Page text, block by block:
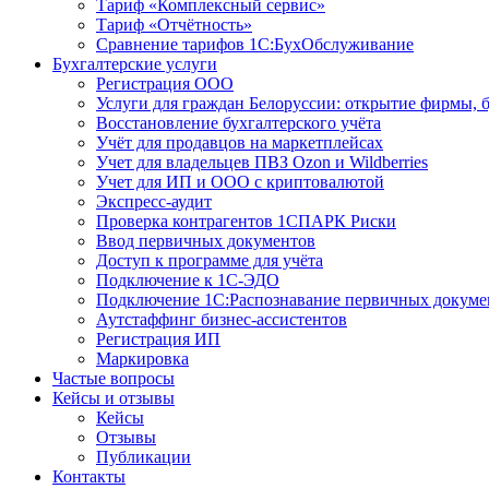
Тариф «Комплексный сервис»
Тариф «Отчётность»
Сравнение тарифов 1С:БухОбслуживание
Бухгалтерские услуги
Регистрация ООО
Услуги для граждан Белоруссии: открытие фирмы,
Восстановление бухгалтерского учёта
Учёт для продавцов на маркетплейсах
Учет для владельцев ПВЗ Ozon и Wildberries
Учет для ИП и ООО с криптовалютой
Экспресс-аудит
Проверка контрагентов 1СПАРК Риски
Ввод первичных документов
Доступ к программе для учёта
Подключение к 1С-ЭДО
Подключение 1С:Распознавание первичных
Аутстаффинг бизнес-ассистентов
Регистрация ИП
Маркировка
Частые вопросы
Кейсы и отзывы
Кейсы
Отзывы
Публикации
Контакты